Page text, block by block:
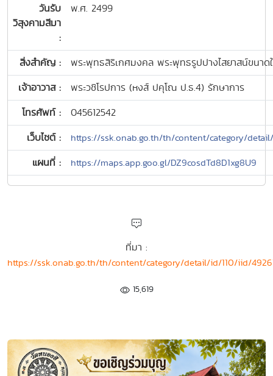
วันรับ
วิสุงคามสีมา
:
พ.ศ. 2499
สิ่งสำคัญ :
พระพุทธสิริเกศมงคล พระพุทธรูปปางไสยาสน์ขนา
เจ้าอาวาส :
พระวชิโรปการ (หงส์ ปคุโณ ป.ธ.4) รักษาการ
โทรศัพท์ :
045612542
เว็บไซต์ :
https://ssk.onab.go.th/th/content/category/
แผนที่ : https://maps.app.goo.gl/DZ9cosdTd8D1xg8U9
ที่มา :
https://ssk.onab.go.th/th/content/category/detail/id/110/iid/
15,619